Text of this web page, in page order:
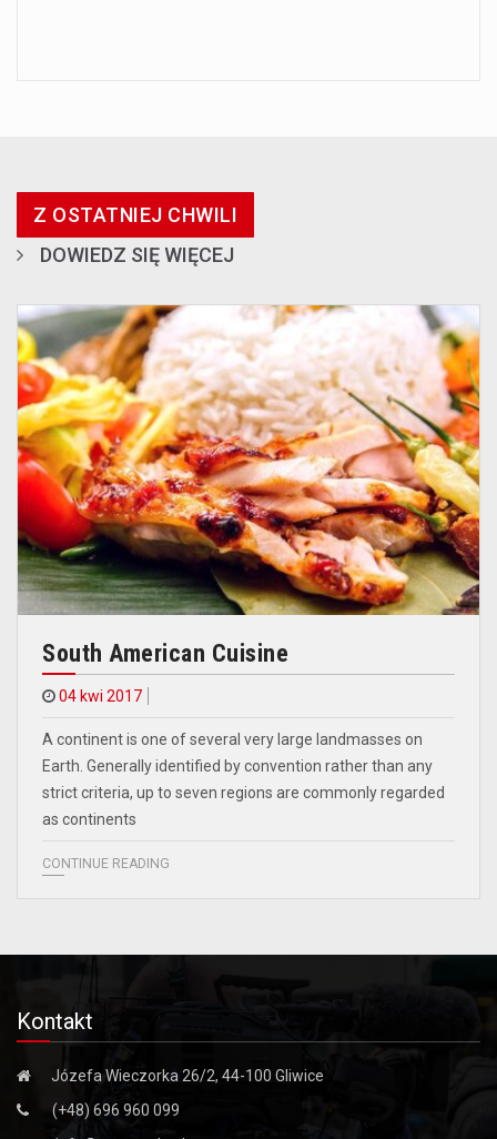
Z OSTATNIEJ CHWILI
DOWIEDZ SIĘ WIĘCEJ
South American Cuisine
04 kwi 2017
A continent is one of several very large landmasses on
Earth. Generally identified by convention rather than any
strict criteria, up to seven regions are commonly regarded
as continents
CONTINUE READING
Kontakt
Józefa Wieczorka 26/2, 44-100 Gliwice
(+48) 696 960 099